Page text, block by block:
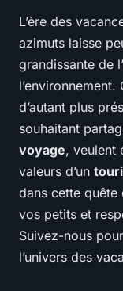
L’ère des
azimuts laisse
grandissante de
d’autant plus
souhaitant
voyage, veulent
valeurs d’un
dans cette quête
vos petits et
Suivez-nous
l’univers des